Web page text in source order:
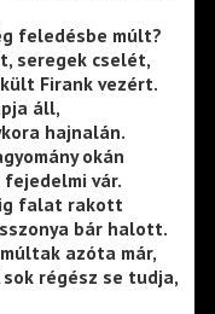
feledésbe múlt?
seregek cselét,
Firank vezért.
áll,
hajnalán.
okán
fejedelmi vár.
falat rakott
bár halott.
azóta már,
sok régész se tudja,